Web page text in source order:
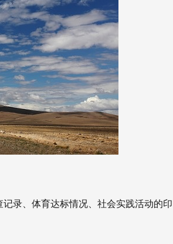
录、体育达标情况、社会实践活动的印